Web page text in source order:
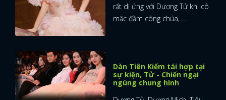
rất dị ứng với Dương Tử khi cô
mặc đầm công chúa, ...
Dàn Tiên Kiếm tái hợp tại
sự kiện, Tử - Chiến ngại
ngùng chung hình